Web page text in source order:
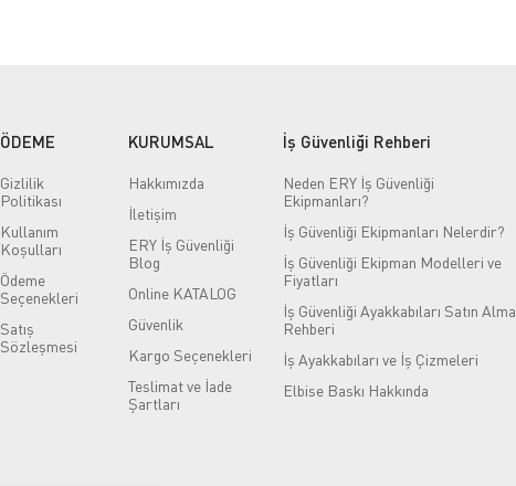
ÖDEME
Gizlilik
Politikası
Kullanım
Koşulları
Ödeme
Seçenekleri
Satış
Sözleşmesi
KURUMSAL
Hakkımızda
İletişim
ERY İş Güvenliği
Blog
Online KATALOG
Güvenlik
Kargo Seçenekleri
Teslimat ve İade
Şartları
İş Güvenliği Rehberi
Neden ERY İş Güvenliği
Ekipmanları?
İş Güvenliği Ekipmanları Nelerdir?
İş Güvenliği Ekipman Modelleri ve
Fiyatları
İş Güvenliği Ayakkabıları Satın Alma
Rehberi
İş Ayakkabıları ve İş Çizmeleri
Elbise Baskı Hakkında